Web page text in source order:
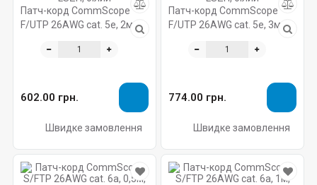
Патч-корд CommScope
F/UTP 26AWG cat. 5e, 2м,
602.00 грн.
Швидке замовлення
Патч-корд CommScope
F/UTP 26AWG cat. 5e, 3м,
774.00 грн.
Швидке замовлення